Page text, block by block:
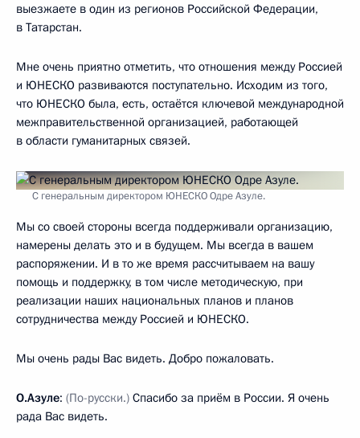
выезжаете в один из регионов Российской Федерации,
в Татарстан.
Мне очень приятно отметить, что отношения между Россией
и ЮНЕСКО развиваются поступательно. Исходим из того,
что ЮНЕСКО была, есть, остаётся ключевой международной
межправительственной организацией, работающей
в области гуманитарных связей.
С генеральным директором ЮНЕСКО Одре Азуле.
Мы со своей стороны всегда поддерживали организацию,
намерены делать это и в будущем. Мы всегда в вашем
распоряжении. И в то же время рассчитываем на вашу
помощь и поддержку, в том числе методическую, при
реализации наших национальных планов и планов
сотрудничества между Россией и ЮНЕСКО.
Мы очень рады Вас видеть. Добро пожаловать.
О.Азуле: (По-русски.) Спасибо за приём в России. Я очень
рада Вас видеть.